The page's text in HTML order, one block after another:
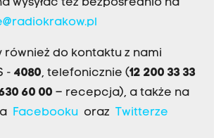
wysyłać też bezpośrednio na
również do kontaktu z nami
- 4080, telefonicznie (12 200 33 33
60 00 – recepcja), a także na
Facebookuoraz Twitterze